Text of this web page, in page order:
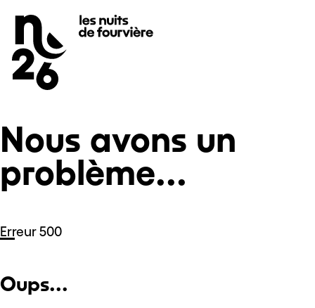
Se rendre au
Contenu principal
Pied de page
Nous avons un
problème...
Erreur 500
Oups...